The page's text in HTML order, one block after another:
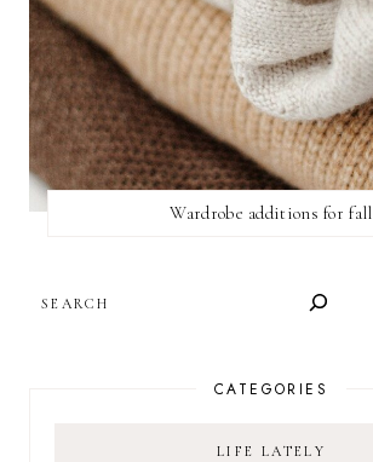
Wardrobe additions for fall
CATEGORIES
LIFE LATELY